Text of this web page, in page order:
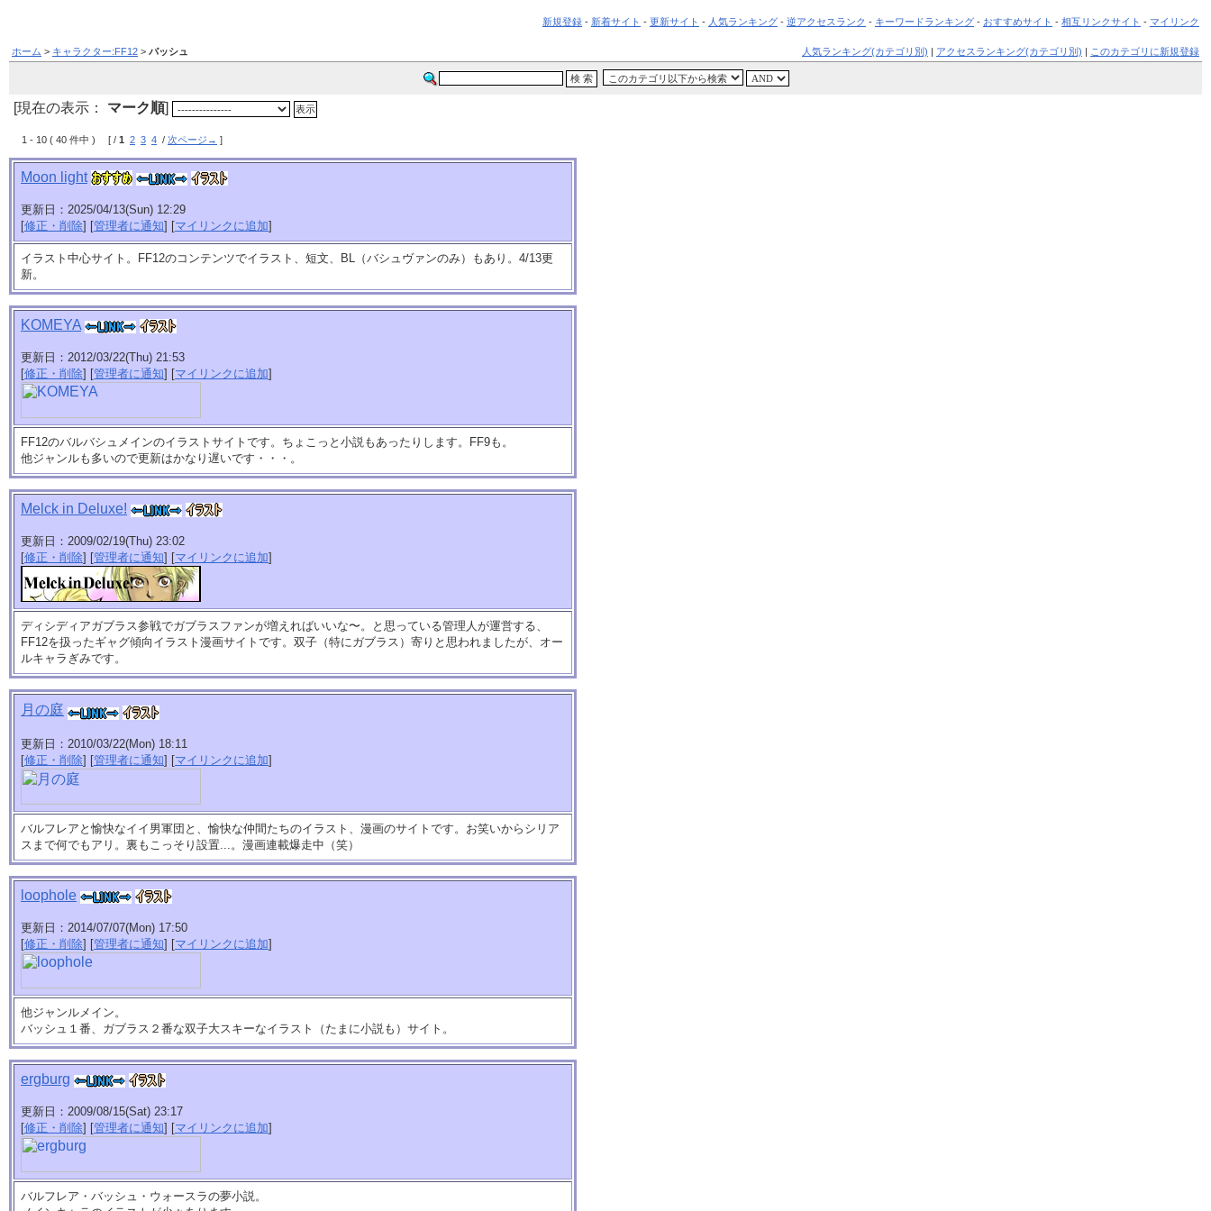
新規登録 - 新着サイト - 更新サイト - 人気ランキング - 逆アクセスランク - キーワードランキング - おすすめサイト - 相互リンクサイト - マイリンク
ホーム > キャラクター:FF12 > バッシュ 人気ランキング(カテゴリ別) | アクセスランキング(カテゴリ別) | このカテゴリに新規登録
[現在の表示： マーク順]
1 - 10 ( 40 件中 ) [ / 1 2 3 4 / 次ページ→ ]
Moon light
更新日：2025/04/13(Sun) 12:29
[修正・削除] [管理者に通知] [マイリンクに追加]
イラスト中心サイト。FF12のコンテンツでイラスト、短文、BL（バシュヴァンのみ）もあり。4/13更
新。
KOMEYA
更新日：2012/03/22(Thu) 21:53
[修正・削除] [管理者に通知] [マイリンクに追加]
FF12のバルバシュメインのイラストサイトです。ちょこっと小説もあったりします。FF9も。
他ジャンルも多いので更新はかなり遅いです・・・。
Melck in Deluxe!
更新日：2009/02/19(Thu) 23:02
[修正・削除] [管理者に通知] [マイリンクに追加]
ディシディアガブラス参戦でガブラスファンが増えればいいな〜。と思っている管理人が運営する、
FF12を扱ったギャグ傾向イラスト漫画サイトです。双子（特にガブラス）寄りと思われましたが、オー
ルキャラぎみです。
月の庭
更新日：2010/03/22(Mon) 18:11
[修正・削除] [管理者に通知] [マイリンクに追加]
バルフレアと愉快なイイ男軍団と、愉快な仲間たちのイラスト、漫画のサイトです。お笑いからシリア
スまで何でもアリ。裏もこっそり設置...。漫画連載爆走中（笑）
loophole
更新日：2014/07/07(Mon) 17:50
[修正・削除] [管理者に通知] [マイリンクに追加]
他ジャンルメイン。
バッシュ１番、ガブラス２番な双子大スキーなイラスト（たまに小説も）サイト。
ergburg
更新日：2009/08/15(Sat) 23:17
[修正・削除] [管理者に通知] [マイリンクに追加]
バルフレア・バッシュ・ウォースラの夢小説。